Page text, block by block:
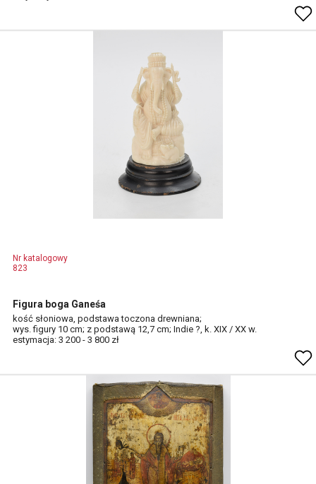
Nr katalogowy
823
Figura boga Ganeśa
kość słoniowa, podstawa toczona drewniana;
wys. figury 10 cm; z podstawą 12,7 cm; Indie ?, k. XIX / XX w.
estymacja: 3 200 - 3 800 zł